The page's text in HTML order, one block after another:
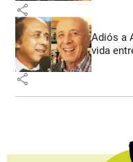
share
Adiós a
vida
share